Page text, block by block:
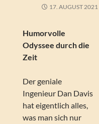
17. AUGUST 2021
Humorvolle
Odyssee durch die
Zeit
Der geniale
Ingenieur Dan Davis
hat eigentlich alles,
was man sich nur